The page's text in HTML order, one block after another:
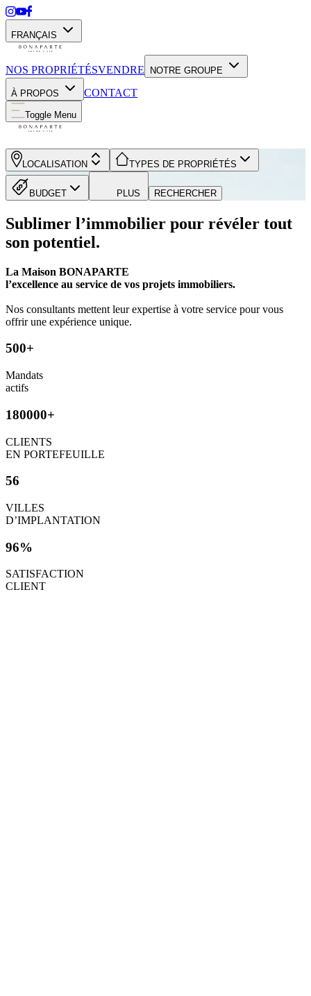
FRANÇAIS
NOS PROPRIÉTÉSVENDRE NOTRE GROUPE
À PROPOS CONTACT
Toggle Menu
LOCALISATION TYPES DE PROPRIÉTÉS
BUDGET PLUS RECHERCHER
Sublimer l’immobilier pour révéler tout
son potentiel.
La Maison BONAPARTE
l’excellence au service de vos projets immobiliers.
Nos consultants mettent leur expertise à votre service pour vous
offrir une expérience unique.
500+
Mandats
actifs
180000+
CLIENTS
EN PORTEFEUILLE
56
VILLES
D’IMPLANTATION
96%
SATISFACTION
CLIENT